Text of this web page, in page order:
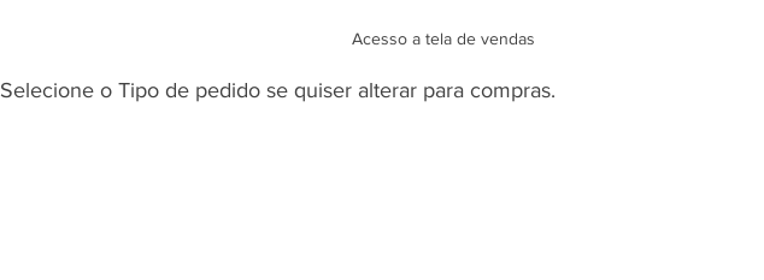
Acesso a tela de vendas
Selecione o Tipo de pedido se quiser alterar para compras.